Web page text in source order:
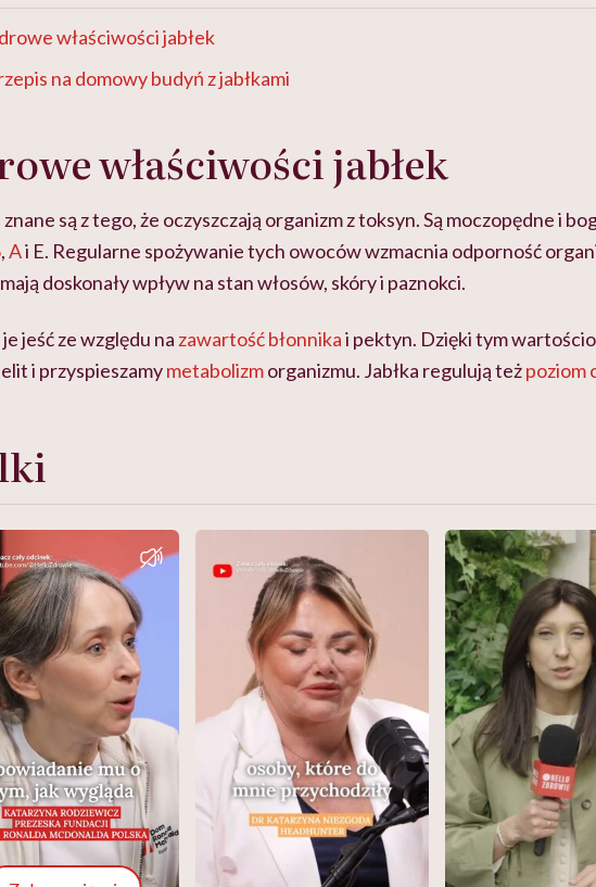
właściwości jabłek
na domowy budyń z jabłkami
właściwości jabłek
znane są z tego, że oczyszczają organizm z toksyn. Są moczopędne i
,Ai E. Regularne spożywanie tych owoców wzmacnia odporność
mają doskonały wpływ na stan włosów, skóry i paznokci.
jeść ze względu na zawartość błonnikai pektyn. Dzięki tym
i przyspieszamymetabolizmorganizmu. Jabłka regulują teżpoziom